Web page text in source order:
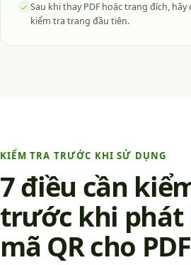
Sau khi thay PDF hoặc trang đích, hãy
kiểm tra trang đầu tiên.
KIỂM TRA TRƯỚC KHI SỬ DỤNG
7 điều cần
trước khi phát
mã QR cho PDF